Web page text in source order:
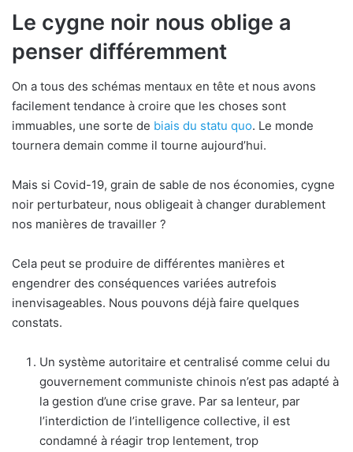
Le cygne noir nous oblige a
penser différemment
On a tous des schémas mentaux en tête et nous avons
facilement tendance à croire que les choses sont
immuables, une sorte de biais du statu quo. Le monde
tournera demain comme il tourne aujourd’hui.
Mais si Covid-19, grain de sable de nos économies, cygne
noir perturbateur, nous obligeait à changer durablement
nos manières de travailler ?
Cela peut se produire de différentes manières et
engendrer des conséquences variées autrefois
inenvisageables. Nous pouvons déjà faire quelques
constats.
Un système autoritaire et centralisé comme celui du
gouvernement communiste chinois n’est pas adapté à
la gestion d’une crise grave. Par sa lenteur, par
l’interdiction de l’intelligence collective, il est
condamné à réagir trop lentement, trop